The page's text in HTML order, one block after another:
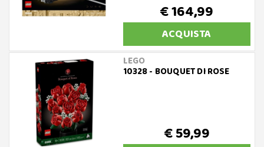
€ 164,99
ACQUISTA
LEGO
10328 - BOUQUET DI ROSE
€ 59,99